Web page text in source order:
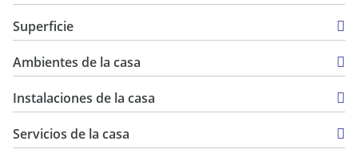
Venta
USD 135.000
Superficie
1.000 m2
140 m2
Ambientes de la casa
Instalaciones de la casa
Servicios de la casa